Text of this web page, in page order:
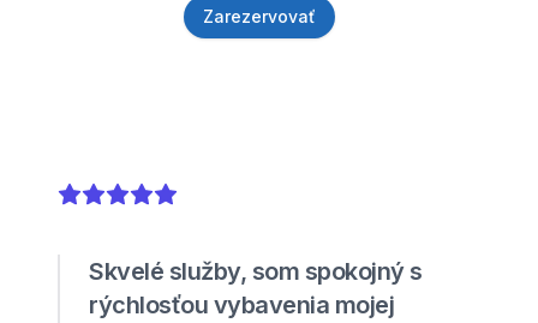
Zarezervovať
5out of 5 stars
Skvelé služby, som spokojný s
rýchlosťou vybavenia mojej